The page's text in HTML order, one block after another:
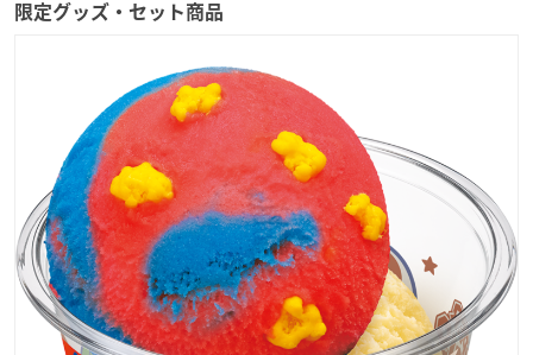
限定グッズ・セット商品